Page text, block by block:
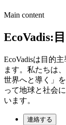
Main content
EcoVadis:
EcoVadisは目的
ます。私たちは
世界へと導く」
って地球と社会
います。
連絡する